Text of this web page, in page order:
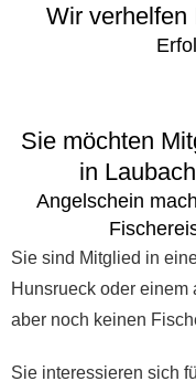
Wir verhelfen
Sie möchten
in
Angelschein
Sie sind Mitglied in
Hunsrueck oder einem
aber noch keinen
Sie interessieren sich